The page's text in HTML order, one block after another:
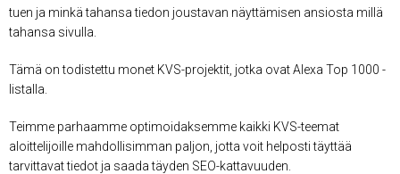
tuen ja minkä tahansa tiedon joustavan näyttämisen ansiosta millä
tahansa sivulla.
Tämä on todistettu monet KVS-projektit, jotka ovat Alexa Top 1000 -
listalla.
Teimme parhaamme optimoidaksemme kaikki KVS-teemat
aloittelijoille mahdollisimman paljon, jotta voit helposti täyttää
tarvittavat tiedot ja saada täyden SEO-kattavuuden.